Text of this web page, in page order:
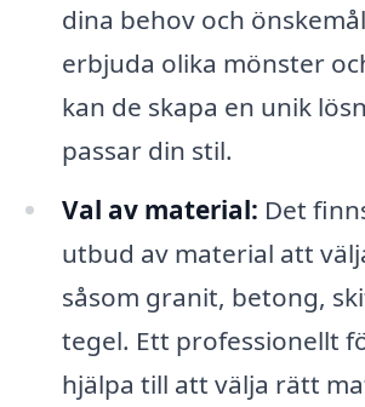
dina behov och
erbjuda olika mönster
kan de skapa en unik
passar din stil.
Val av material: Det
utbud av material att
såsom granit, betong,
tegel. Ett professionellt
hjälpa till att välja rätt